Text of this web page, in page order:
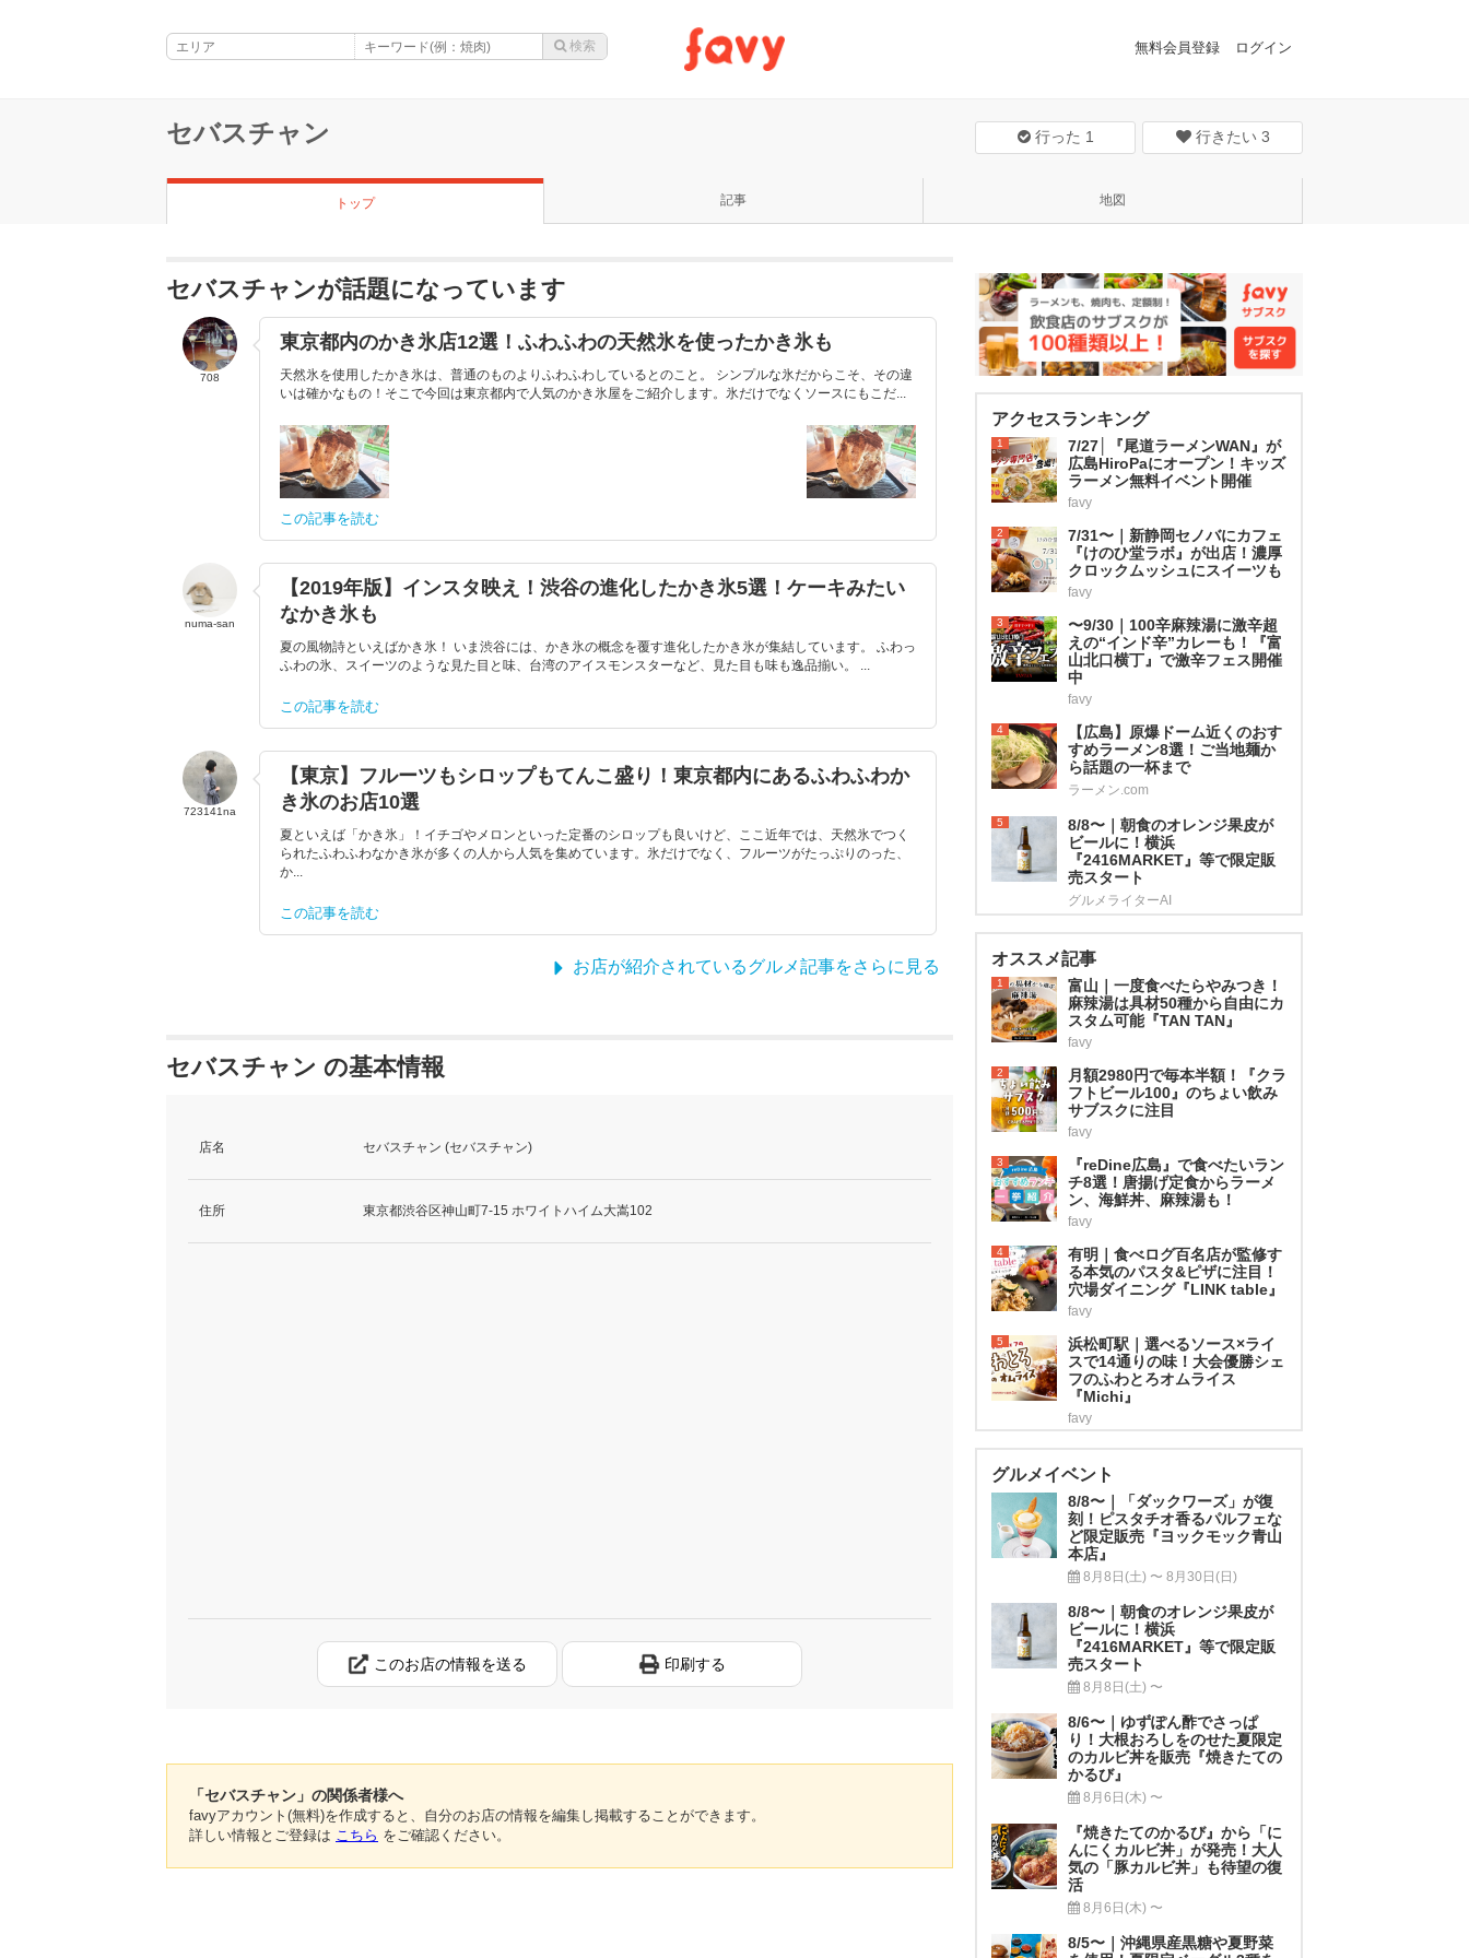
無料会員登録 ログイン
セバスチャン 行った 1 行きたい 3
トップ 記事 地図
セバスチャンが話題になっています
708
東京都内のかき氷店12選！ふわふわの天然氷を使ったかき氷も
天然氷を使用したかき氷は、普通のものよりふわふわしているとのこと。 シンプルな氷だからこそ、その違
いは確かなもの！そこで今回は東京都内で人気のかき氷屋をご紹介します。氷だけでなくソースにもこだ...
この記事を読む
numa-san
【2019年版】インスタ映え！渋谷の進化したかき氷5選！ケーキみたい
なかき氷も
夏の風物詩といえばかき氷！ いま渋谷には、かき氷の概念を覆す進化したかき氷が集結しています。 ふわっ
ふわの氷、スイーツのような見た目と味、台湾のアイスモンスターなど、見た目も味も逸品揃い。 ...
この記事を読む
723141na
【東京】フルーツもシロップもてんこ盛り！東京都内にあるふわふわか
き氷のお店10選
夏といえば「かき氷」！イチゴやメロンといった定番のシロップも良いけど、ここ近年では、天然氷でつく
られたふわふわなかき氷が多くの人から人気を集めています。氷だけでなく、フルーツがたっぷりのった、
か...
この記事を読む
お店が紹介されているグルメ記事をさらに見る
セバスチャン の基本情報
店名 セバスチャン (セバスチャン)
住所 東京都渋谷区神山町7-15 ホワイトハイム大嵩102
このお店の情報を送る 印刷する
「セバスチャン」の関係者様へ
favyアカウント(無料)を作成すると、自分のお店の情報を編集し掲載することができます。
詳しい情報とご登録は こちら をご確認ください。
アクセスランキング
1
7/27│『尾道ラーメンWAN』が
広島HiroPaにオープン！キッズ
ラーメン無料イベント開催
favy
2
7/31〜｜新静岡セノバにカフェ
『けのひ堂ラボ』が出店！濃厚
クロックムッシュにスイーツも
favy
3
〜9/30｜100辛麻辣湯に激辛超
えの“インド辛”カレーも！『富
山北口横丁』で激辛フェス開催
中
favy
4
【広島】原爆ドーム近くのおす
すめラーメン8選！ご当地麺か
ら話題の一杯まで
ラーメン.com
5
8/8〜｜朝食のオレンジ果皮が
ビールに！横浜
『2416MARKET』等で限定販
売スタート
グルメライターAI
オススメ記事
1
富山｜一度食べたらやみつき！
麻辣湯は具材50種から自由にカ
スタム可能『TAN TAN』
favy
2
月額2980円で毎本半額！『クラ
フトビール100』のちょい飲み
サブスクに注目
favy
3
『reDine広島』で食べたいラン
チ8選！唐揚げ定食からラーメ
ン、海鮮丼、麻辣湯も！
favy
4
有明｜食べログ百名店が監修す
る本気のパスタ&ピザに注目！
穴場ダイニング『LINK table』
favy
5
浜松町駅｜選べるソース×ライ
スで14通りの味！大会優勝シェ
フのふわとろオムライス
『Michi』
favy
グルメイベント
8/8〜｜「ダックワーズ」が復
刻！ピスタチオ香るパルフェな
ど限定販売『ヨックモック青山
本店』
8月8日(土) 〜 8月30日(日)
8/8〜｜朝食のオレンジ果皮が
ビールに！横浜
『2416MARKET』等で限定販
売スタート
8月8日(土) 〜
8/6〜｜ゆずぽん酢でさっぱ
り！大根おろしをのせた夏限定
のカルビ丼を販売『焼きたての
かるび』
8月6日(木) 〜
『焼きたてのかるび』から「に
んにくカルビ丼」が発売！大人
気の「豚カルビ丼」も待望の復
活
8月6日(木) 〜
8/5〜｜沖縄県産黒糖や夏野菜